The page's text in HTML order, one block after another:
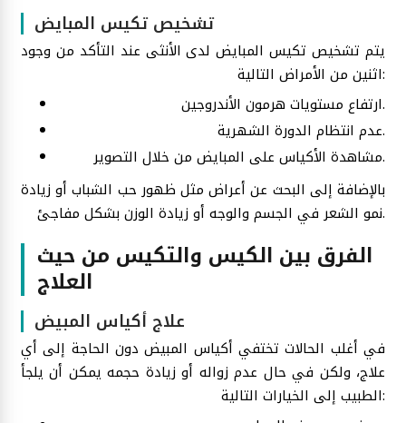
تشخيص تكيس المبايض
يتم تشخيص تكيس المبايض لدى الأنثى عند التأكد من وجود
اثنين من الأمراض التالية:
ارتفاع مستويات هرمون الأندروجين.
عدم انتظام الدورة الشهرية.
مشاهدة الأكياس على المبايض من خلال التصوير.
بالإضافة إلى البحث عن أعراض مثل ظهور حب الشباب أو زيادة
نمو الشعر في الجسم والوجه أو زيادة الوزن بشكل مفاجئ.
الفرق بين الكيس والتكيس من حيث
العلاج
علاج أكياس المبيض
في أغلب الحالات تختفي أكياس المبيض دون الحاجة إلى أي
علاج، ولكن في حال عدم زواله أو زيادة حجمه يمكن أن يلجأ
الطبيب إلى الخيارات التالية: